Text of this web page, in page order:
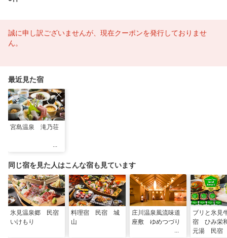
誠に申し訳ございませんが、現在クーポンを発行しておりませ
ん。
最近見た宿
宮島温泉 滝乃荘
同じ宿を見た人はこんな宿も見ています
氷見温泉郷 民宿
いけもり
料理宿 民宿 城
山
庄川温泉風流味道
座敷 ゆめつづり
ブリと氷見
宿 ひみ栄
元湯 民宿